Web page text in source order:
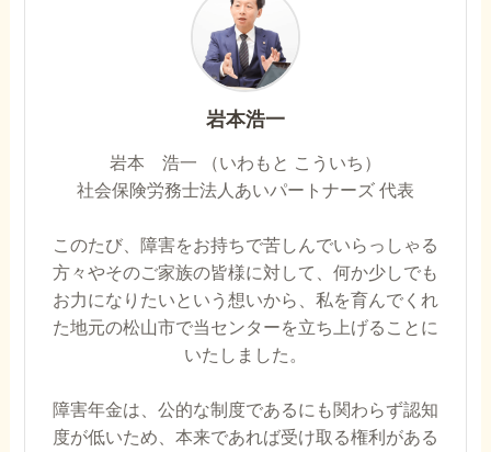
岩本浩一
岩本 浩一 （いわもと こういち）
社会保険労務士法人あいパートナーズ 代表
このたび、障害をお持ちで苦しんでいらっしゃる
方々やそのご家族の皆様に対して、何か少しでも
お力になりたいという想いから、私を育んでくれ
た地元の松山市で当センターを立ち上げることに
いたしました。
障害年金は、公的な制度であるにも関わらず認知
度が低いため、本来であれば受け取る権利がある